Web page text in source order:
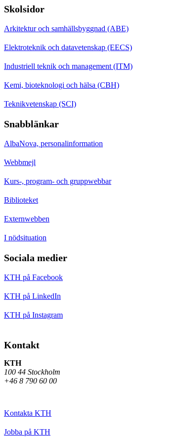
Skolsidor
Arkitektur och samhällsbyggnad (ABE)
Elektroteknik och datavetenskap (EECS)
Industriell teknik och management (ITM)
Kemi, bioteknologi och hälsa (CBH)
Teknikvetenskap (SCI)
Snabblänkar
AlbaNova, personalinformation
Webbmejl
Kurs-, program- och gruppwebbar
Biblioteket
Externwebben
I nödsituation
Sociala medier
KTH på Facebook
KTH på LinkedIn
KTH på Instagram
Kontakt
KTH
100 44 Stockholm
+46 8 790 60 00
Kontakta KTH
Jobba på KTH